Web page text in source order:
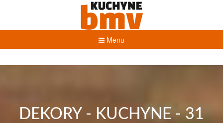
Menu
DEKORY - KUCHYNE - 31